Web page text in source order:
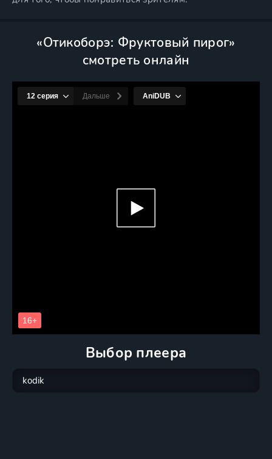
«Отикоборэ: Фруктовый пирог»
смотреть онлайн
Выбор плеера